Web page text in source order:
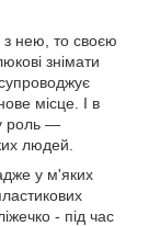
з нею, то своєю
знімати
місце. І в
роль —
людей.
у м'яких
- під час